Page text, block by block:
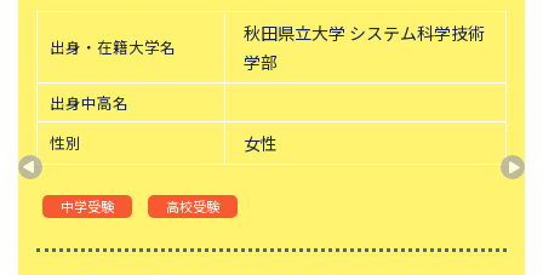
帝塚山中学校
中央大学附属横浜中学校
六甲学院中学校
神奈川大学附属中学校
法政大学第二中学校
頌栄女子学院中学校
東山中学校
山手学院中学校
出身・在籍大学名
秋田県立大学 システム科学技術
学部
出身中高名
性別
女性
中学受験 高校受験